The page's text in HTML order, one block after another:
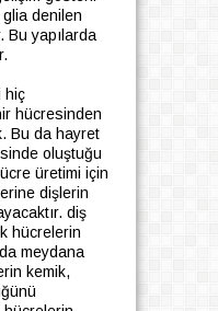
denilen
Bu yapılarda
hiç
hücresinden
Bu da hayret
oluştuğu
üretimi için
dişlerin
diş
hücrelerin
meydana
kemik,